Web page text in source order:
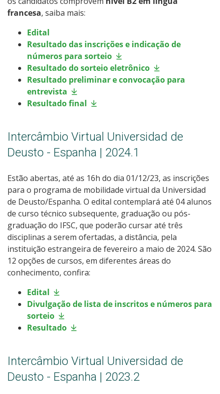
francesa, saiba mais:
Edital
Resultado das inscrições e indicação de
números para sorteio
Resultado do sorteio eletrônico
Resultado preliminar e convocação para
entrevista
Resultado final
Intercâmbio Virtual Universidad de
Deusto - Espanha | 2024.1
Estão abertas, até as 16h do dia 01/12/23, as inscrições
para o programa de mobilidade virtual da Universidad
de Deusto/Espanha. O edital contemplará até 04 alunos
de curso técnico subsequente, graduação ou pós-
graduação do IFSC, que poderão cursar até três
disciplinas a serem ofertadas, a distância, pela
instituição estrangeira de fevereiro a maio de 2024. São
12 opções de cursos, em diferentes áreas do
conhecimento, confira:
Edital
Divulgação de lista de inscritos e números para
sorteio
Resultado
Intercâmbio Virtual Universidad de
Deusto - Espanha | 2023.2